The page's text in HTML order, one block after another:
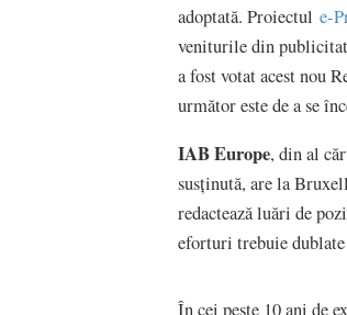
adoptată. Proiectul e-
veniturile din
a fost votat acest nou
următor este de a se
IAB Europe, din al
susținută, are la
redactează luări de
eforturi trebuie
În cei peste 10 ani de